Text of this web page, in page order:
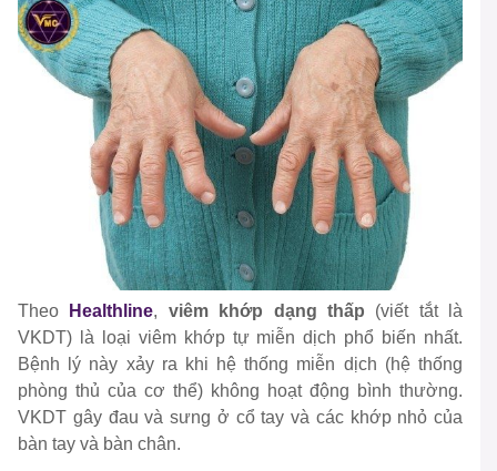
Theo Healthline, viêm khớp dạng thấp (viết tắt là
VKDT) là loại viêm khớp tự miễn dịch phổ biến nhất.
Bệnh lý này xảy ra khi hệ thống miễn dịch (hệ thống
phòng thủ của cơ thể) không hoạt động bình thường.
VKDT gây đau và sưng ở cổ tay và các khớp nhỏ của
bàn tay và bàn chân.